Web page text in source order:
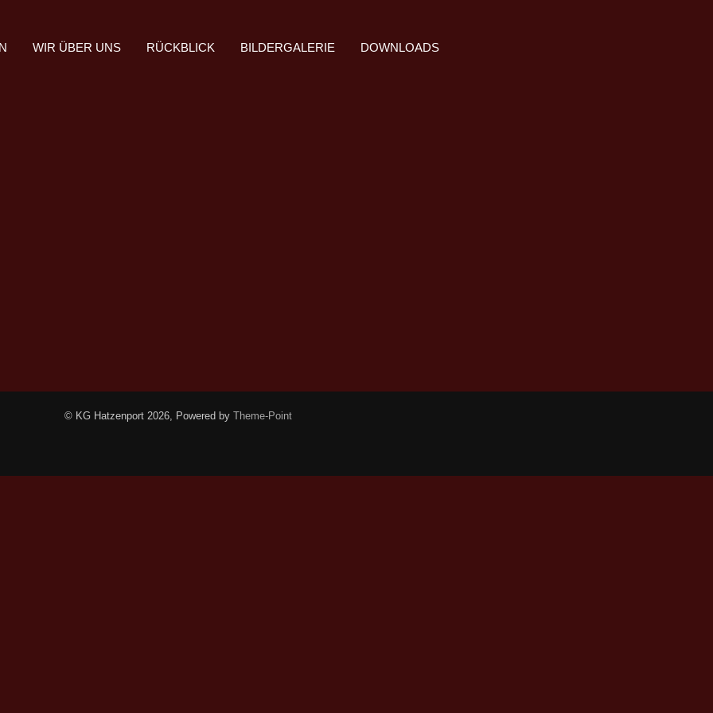
WIR ÜBER UNS RÜCKBLICK BILDERGALERIE DOWNLOADS
© KG Hatzenport 2026, Powered by Theme-Point